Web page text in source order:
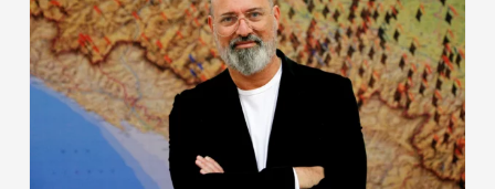
nos
75
ans
d’histoire